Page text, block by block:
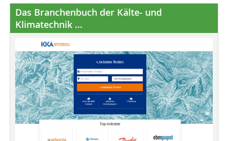
Das Branchenbuch der Kälte- und
Klimatechnik ...